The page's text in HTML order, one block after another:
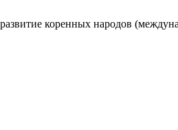
коренных народов